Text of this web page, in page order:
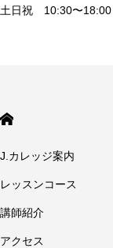
土日祝 10:30〜18:00
J.カレッジ案内
レッスンコース
講師紹介
アクセス